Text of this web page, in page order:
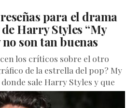
para el drama
Harry Styles “My
son tan buenas
los críticos sobre el otro
de la estrella del pop? My
sale Harry Styles y que